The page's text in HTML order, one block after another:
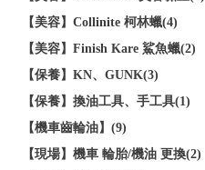
【美容】Collinite 柯林蠟(4)
【美容】Finish Kare 鯊魚蠟(2)
【保養】KN、GUNK(3)
【保養】換油工具、手工具(1)
【機車齒輪油】(9)
【現場】機車 輪胎/機油 更換(2)